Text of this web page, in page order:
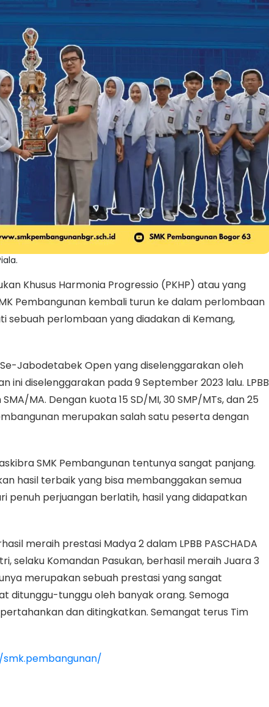
Khusus Harmonia Progressio (PKHP) atau yang
Pembangunan kembali turun ke dalam perlombaan
sebuah perlombaan yang diadakan di Kemang,
Se-Jabodetabek Open yang diselenggarakan oleh
ini diselenggarakan pada 9 September 2023 lalu. LPBB
MA. Dengan kuota 15 SD/MI, 30 SMP/MTs, dan 25
merupakan salah satu peserta dengan
SMK Pembangunan tentunya sangat panjang.
hasil terbaik yang bisa membanggakan semua
penuh perjuangan berlatih, hasil yang didapatkan
meraih prestasi Madya 2 dalam LPBB PASCHADA
selaku Komandan Pasukan, berhasil meraih Juara 3
merupakan sebuah prestasi yang sangat
ditunggu-tunggu oleh banyak orang. Semoga
dan ditingkatkan. Semangat terus Tim